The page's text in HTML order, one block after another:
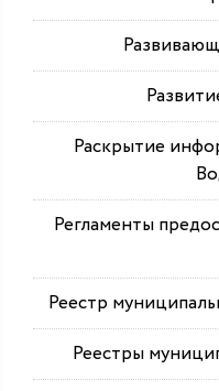
Раскрытие
Регламенты
Реестр
Реестры